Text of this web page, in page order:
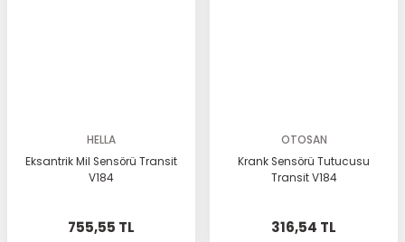
HELLA
Eksantrik Mil Sensörü Transit
V184
755,55 TL
OTOSAN
Krank Sensörü Tutucusu
Transit V184
316,54 TL